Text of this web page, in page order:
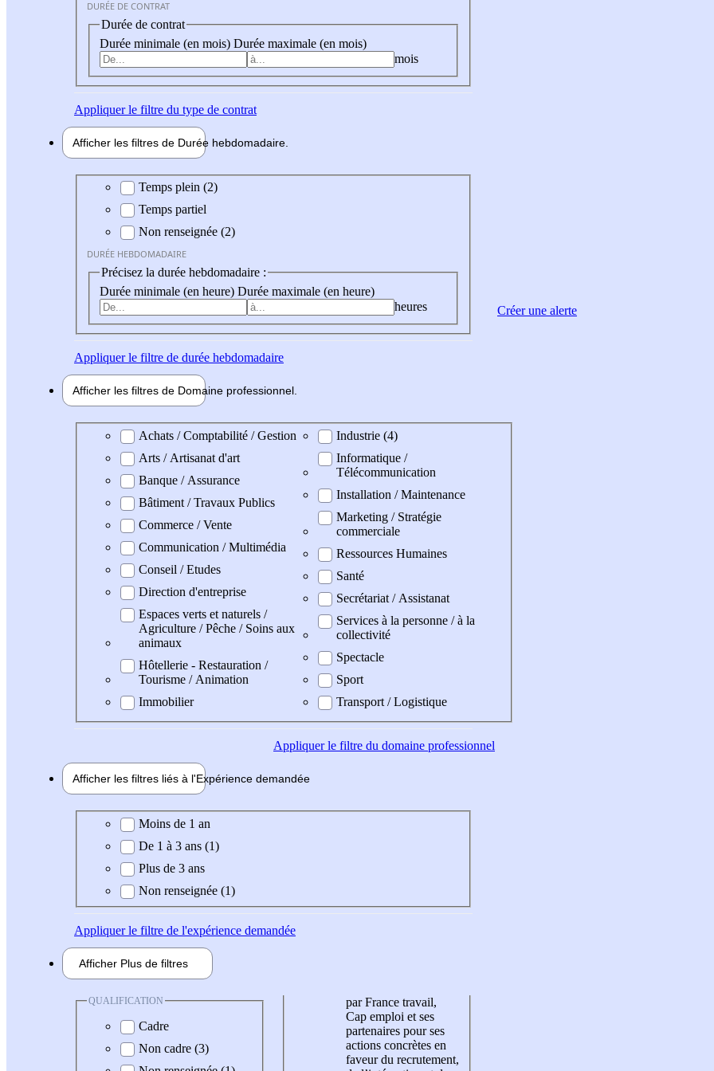
DURÉE DE CONTRAT
Durée de contrat
Durée minimale (en mois) Durée maximale (en mois)
mois
Appliquerle filtre du type de contrat
Afficher les filtres de Durée hebdomadaire
Durée hebdomadaire
Temps plein (2)
Temps partiel
Non renseignée (2)
DURÉE HEBDOMADAIRE
Précisez la durée hebdomadaire :
Durée minimale (en heure) Durée maximale (en heure)
heures
Appliquerle filtre de durée hebdomadaire
Afficher les filtres de Domaine professionnel
Domaine professionel
Achats / Comptabilité / Gestion
Arts / Artisanat d'art
Banque / Assurance
Bâtiment / Travaux Publics
Commerce / Vente
Communication / Multimédia
Conseil / Etudes
Direction d'entreprise
Espaces verts et naturels /
Agriculture / Pêche / Soins aux
animaux
Hôtellerie - Restauration /
Tourisme / Animation
Immobilier
Industrie (4)
Informatique /
Télécommunication
Installation / Maintenance
Marketing / Stratégie
commerciale
Ressources Humaines
Santé
Secrétariat / Assistanat
Services à la personne / à la
collectivité
Spectacle
Sport
Transport / Logistique
Appliquerle filtre du domaine professionnel
Afficher les filtres liés à l'Expérience demandée
Expérience demandée
Moins de 1 an
De 1 à 3 ans (1)
Plus de 3 ans
Non renseignée (1)
Appliquerle filtre de l'expérience demandée
Afficher Plus de filtres
QUALIFICATION
Cadre
Non cadre (3)
par France travail,
Cap emploi et ses
partenaires pour ses
actions concrètes en
faveur du recrutement,
Créer une alerte